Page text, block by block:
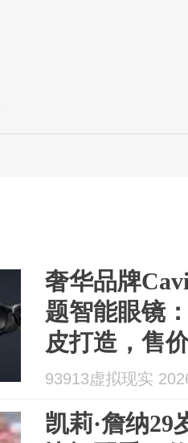
奢华品牌
题智能眼镜
皮打造，售
93913虚拟现实
凯莉·詹纳29